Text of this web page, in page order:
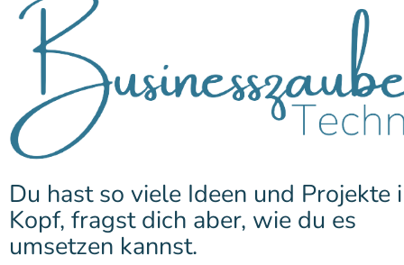
Du hast so viele Ideen und Projekte
Kopf, fragst dich aber, wie du es
umsetzen kannst.